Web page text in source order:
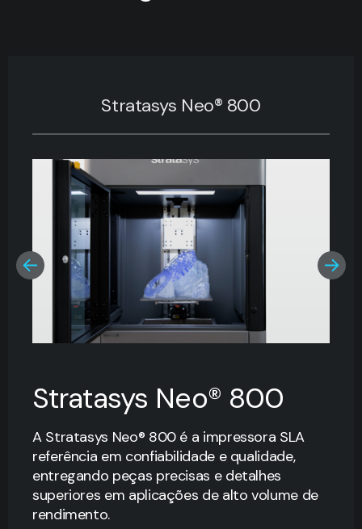
Stratasys Neo® 800
Stratasys Neo® 800
A Stratasys Neo® 800 é a impressora SLA
referência em confiabilidade e qualidade,
entregando peças precisas e detalhes
superiores em aplicações de alto volume de
rendimento.